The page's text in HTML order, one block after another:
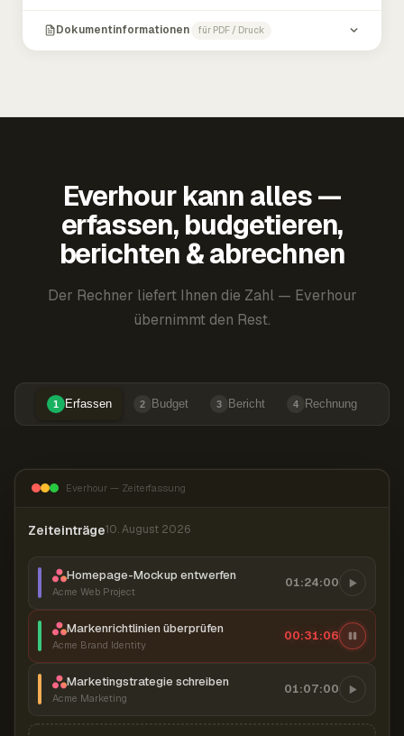
Dokumentinformationen für PDF / Druck
Everhour kann alles —
erfassen, budgetieren,
berichten & abrechnen
Der Rechner liefert Ihnen die Zahl — Everhour
übernimmt den Rest.
1 Erfassen 2 Budget 3 Bericht 4 Rechnung
Everhour — Zeiterfassung
Zeiteinträge10. August 2026
Homepage-Mockup entwerfen
Acme Web Project
01:24:00
Markenrichtlinien überprüfen
Acme Brand Identity
00:31:07
Marketingstrategie schreiben
Acme Marketing
01:07:00